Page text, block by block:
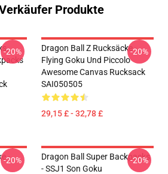
Produkte
-20%
Dragon Ball Z Rucksäcke -
Flying Goku Und Piccolo
Awesome Canvas Rucksack
SAI050505
29,15 £ - 32,78 £
-20%
-
-20%
Dragon Ball Super Backpacks
- SSJ1 Son Goku
-20%